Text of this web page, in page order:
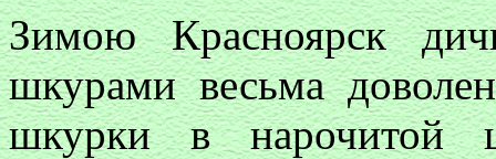
Зимою Красноярск
шкурами весьма
шкурки в нарочитой